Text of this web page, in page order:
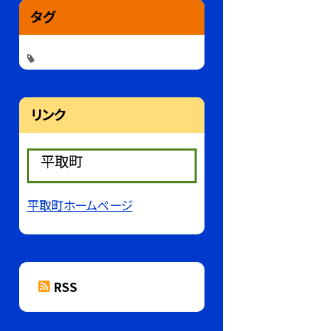
タグ
リンク
平取町
平取町ホームページ
RSS